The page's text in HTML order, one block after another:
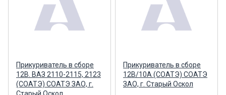
Прикуриватель в сборе
12В. ВАЗ 2110-2115, 2123
(СОАТЭ) СОАТЭ ЗАО, г.
Прикуриватель в сборе
12В/10А (СОАТЭ) СОАТЭ
ЗАО, г. Старый Оскол